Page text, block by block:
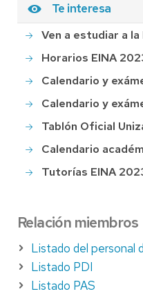
Te interesa
Ven a estudiar a la
Horarios EINA
Calendario y
Calendario y
Tablón Oficial
Calendario
Tutorías EINA
Relación miembros
Listado del personal
Listado PDI
Listado PAS